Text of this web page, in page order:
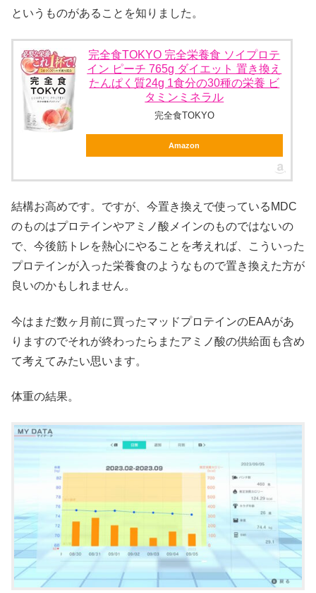
というものがあることを知りました。
完全食TOKYO 完全栄養食 ソイプロテ
イン ピーチ 765g ダイエット 置き換え
たんぱく質24g 1食分の30種の栄養 ビ
タミンミネラル
完全食TOKYO
Amazon
結構お高めです。ですが、今置き換えで使っているMDC
のものはプロテインやアミノ酸メインのものではないの
で、今後筋トレを熱心にやることを考えれば、こういった
プロテインが入った栄養食のようなもので置き換えた方が
良いのかもしれません。
今はまだ数ヶ月前に買ったマッドプロテインのEAAがあ
りますのでそれが終わったらまたアミノ酸の供給面も含め
て考えてみたい思います。
体重の結果。